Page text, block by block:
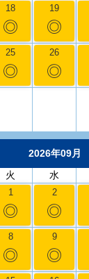
18
◎
19
◎
25
◎
26
◎
2026年09月
火 水
1
◎
2
◎
8
◎
9
◎